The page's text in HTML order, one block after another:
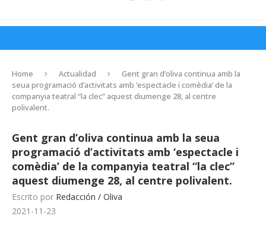
Home Actualidad
Gent gran d’oliva continua amb la
seua programació d’activitats amb ‘espectacle i comèdia’ de la
companyia teatral “la clec” aquest diumenge 28, al centre
polivalent.
Gent gran d’oliva continua amb la seua
programació d’activitats amb ‘espectacle i
comèdia’ de la companyia teatral “la clec”
aquest diumenge 28, al centre polivalent.
Escrito por Redacción / Oliva
2021-11-23